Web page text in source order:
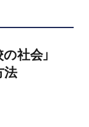
社会」
法